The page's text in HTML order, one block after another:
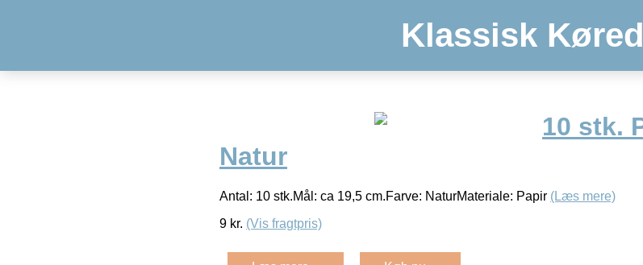
Klassisk
10 stk.
Natur
Antal: 10 stk.Mål: ca 19,5 cm.Farve: NaturMateriale: Papir (Læs mere)
9 kr. (Vis fragtpris)